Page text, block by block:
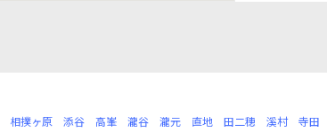
相撲ヶ原 添谷 高峯 瀧谷 瀧元 直地 田二穂 溪村 寺田